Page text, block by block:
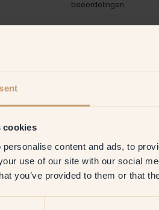
cookies
content and ads, to
use of our site with our social
you’ve provided to them or that
beoordelingen
klant
27 Oct